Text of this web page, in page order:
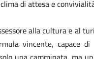
di attesa e
alla cultura e al
vincente, capace